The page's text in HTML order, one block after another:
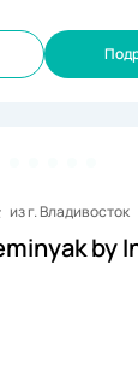
из г. Владивосток
by